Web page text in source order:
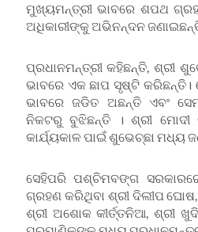
ମୁଖ୍ୟମନ୍ତ୍ରୀ ଭାବରେ ଶପଥ
ଅଧିକାରୀଙ୍କୁ ଅଭିନନ୍ଦନ
ପ୍ରଧାନମନ୍ତ୍ରୀ କହିଛନ୍ତି, ଶ୍ରୀ
ଭାବରେ ଏକ ଛାପ ସୃଷ୍ଟି
ଭାବରେ ଜଡିତ ଅଛନ୍ତି ଏବଂ
ନିକଟରୁ ବୁଝିଛନ୍ତି । ଶ୍ରୀ ମୋଦୀ
କାର୍ଯ୍ୟକାଳ ପାଇଁ ଶୁଭେଚ୍ଛା ମଧ୍ୟ
ସେହିପରି ପଶ୍ଚିମବଙ୍ଗ
ଗ୍ରହଣ କରିଥିବା ଶ୍ରୀ ଦିଲୀପ
ଶ୍ରୀ ଅଶୋକ କୀର୍ତ୍ତନିଆ, ଶ୍ରୀ